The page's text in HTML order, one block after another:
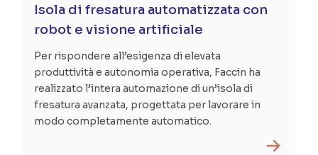
Isola di fresatura automatizzata con
robot e visione artificiale
Per rispondere all’esigenza di elevata
produttività e autonomia operativa, Faccin ha
realizzato l’intera automazione di un’isola di
fresatura avanzata, progettata per lavorare in
modo completamente automatico.